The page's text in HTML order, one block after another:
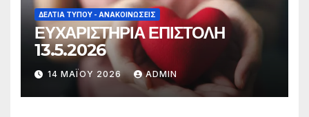
ΔΕΛΤΊΑ ΤΎΠΟΥ - ΑΝΑΚΟΙΝΏΣΕΙΣ
ΕΥΧΑΡΙΣΤΗΡΙΑ ΕΠΙΣΤΟΛΗ
13.5.2026
14 ΜΑΪ́ΟΥ 2026 ADMIN